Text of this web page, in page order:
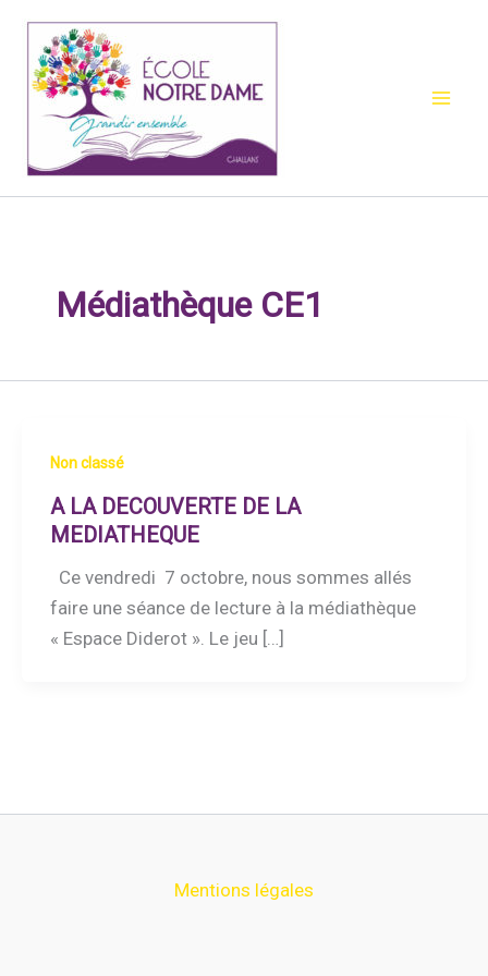
contenu
Médiathèque CE1
Non classé
A LA DECOUVERTE DE LA
MEDIATHEQUE
Ce vendredi 7 octobre, nous sommes allés
faire une séance de lecture à la médiathèque
« Espace Diderot ». Le jeu […]
Mentions légales